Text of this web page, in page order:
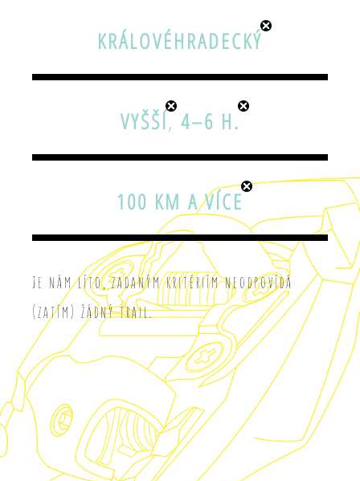
KRÁLOVÉHRADECKÝ
VYŠŠÍ, 4–6 H.
100 KM A VÍCE
Je nám líto, zadaným kritériím neodpovídá
(zatím) žádný trail.